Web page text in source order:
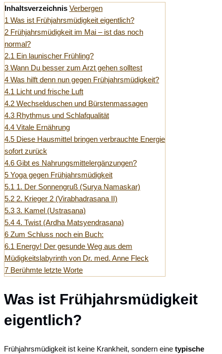
Inhaltsverzeichnis Verbergen
1 Was ist Frühjahrsmüdigkeit eigentlich?
2 Frühjahrsmüdigkeit im Mai – ist das noch
normal?
2.1 Ein launischer Frühling?
3 Wann Du besser zum Arzt gehen solltest
4 Was hilft denn nun gegen Frühjahrsmüdigkeit?
4.1 Licht und frische Luft
4.2 Wechselduschen und Bürstenmassagen
4.3 Rhythmus und Schlafqualität
4.4 Vitale Ernährung
4.5 Diese Hausmittel bringen verbrauchte Energie
sofort zurück
4.6 Gibt es Nahrungsmittelergänzungen?
5 Yoga gegen Frühjahrsmüdigkeit
5.1 1. Der Sonnengruß (Surya Namaskar)
5.2 2. Krieger 2 (Virabhadrasana II)
5.3 3. Kamel (Ustrasana)
5.4 4. Twist (Ardha Matsyendrasana)
6 Zum Schluss noch ein Buch:
6.1 Energy! Der gesunde Weg aus dem
Müdigkeitslabyrinth von Dr. med. Anne Fleck
7 Berühmte letzte Worte
Was ist Frühjahrsmüdigkeit
eigentlich?
Frühjahrsmüdigkeit ist keine Krankheit, sondern eine typische